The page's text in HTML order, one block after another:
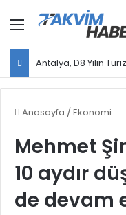
Menü
Antalya, D8 Yılın
Anasayfa / Ekonomi
Mehmet
10 aydır
de devam